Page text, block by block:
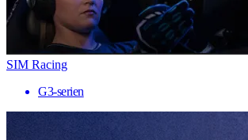
SIM Racing
G3-serien